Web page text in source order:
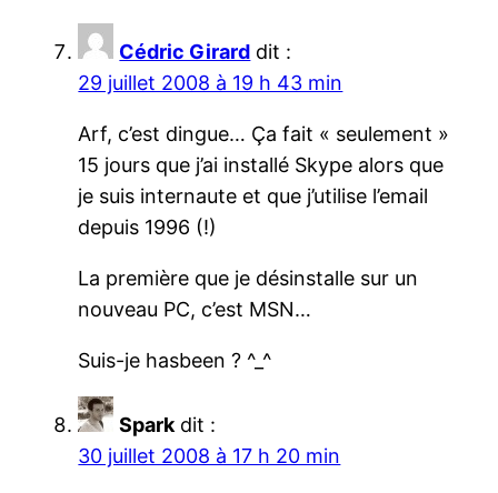
Cédric Girard dit :
29 juillet 2008 à 19 h 43 min
Arf, c’est dingue… Ça fait « seulement »
15 jours que j’ai installé Skype alors que
je suis internaute et que j’utilise l’email
depuis 1996 (!)
La première que je désinstalle sur un
nouveau PC, c’est MSN…
Suis-je hasbeen ? ^_^
Spark dit :
30 juillet 2008 à 17 h 20 min